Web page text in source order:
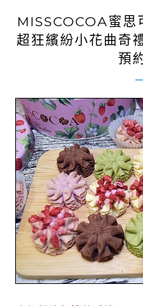
MISSCOCOA蜜思
超狂繽紛小花曲奇
預